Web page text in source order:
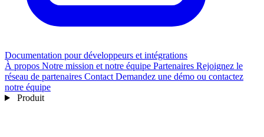
Documentation pour développeurs et intégrations
À propos Notre mission et notre équipe Partenaires Rejoignez le
réseau de partenaires Contact Demandez une démo ou contactez
notre équipe
Produit